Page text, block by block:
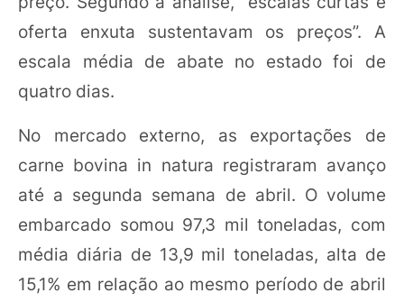
oferta enxuta sustentavam os preços”. A
escala média de abate no estado foi de
quatro dias.
No mercado externo, as exportações de
carne bovina in natura registraram avanço
até a segunda semana de abril. O volume
embarcado somou 97,3 mil toneladas, com
média diária de 13,9 mil toneladas, alta de
15,1% em relação ao mesmo período de abril